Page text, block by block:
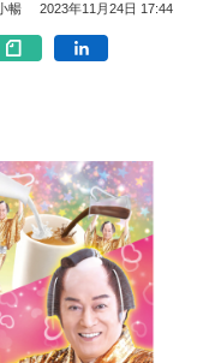
暢 2023年11月24日 17:44